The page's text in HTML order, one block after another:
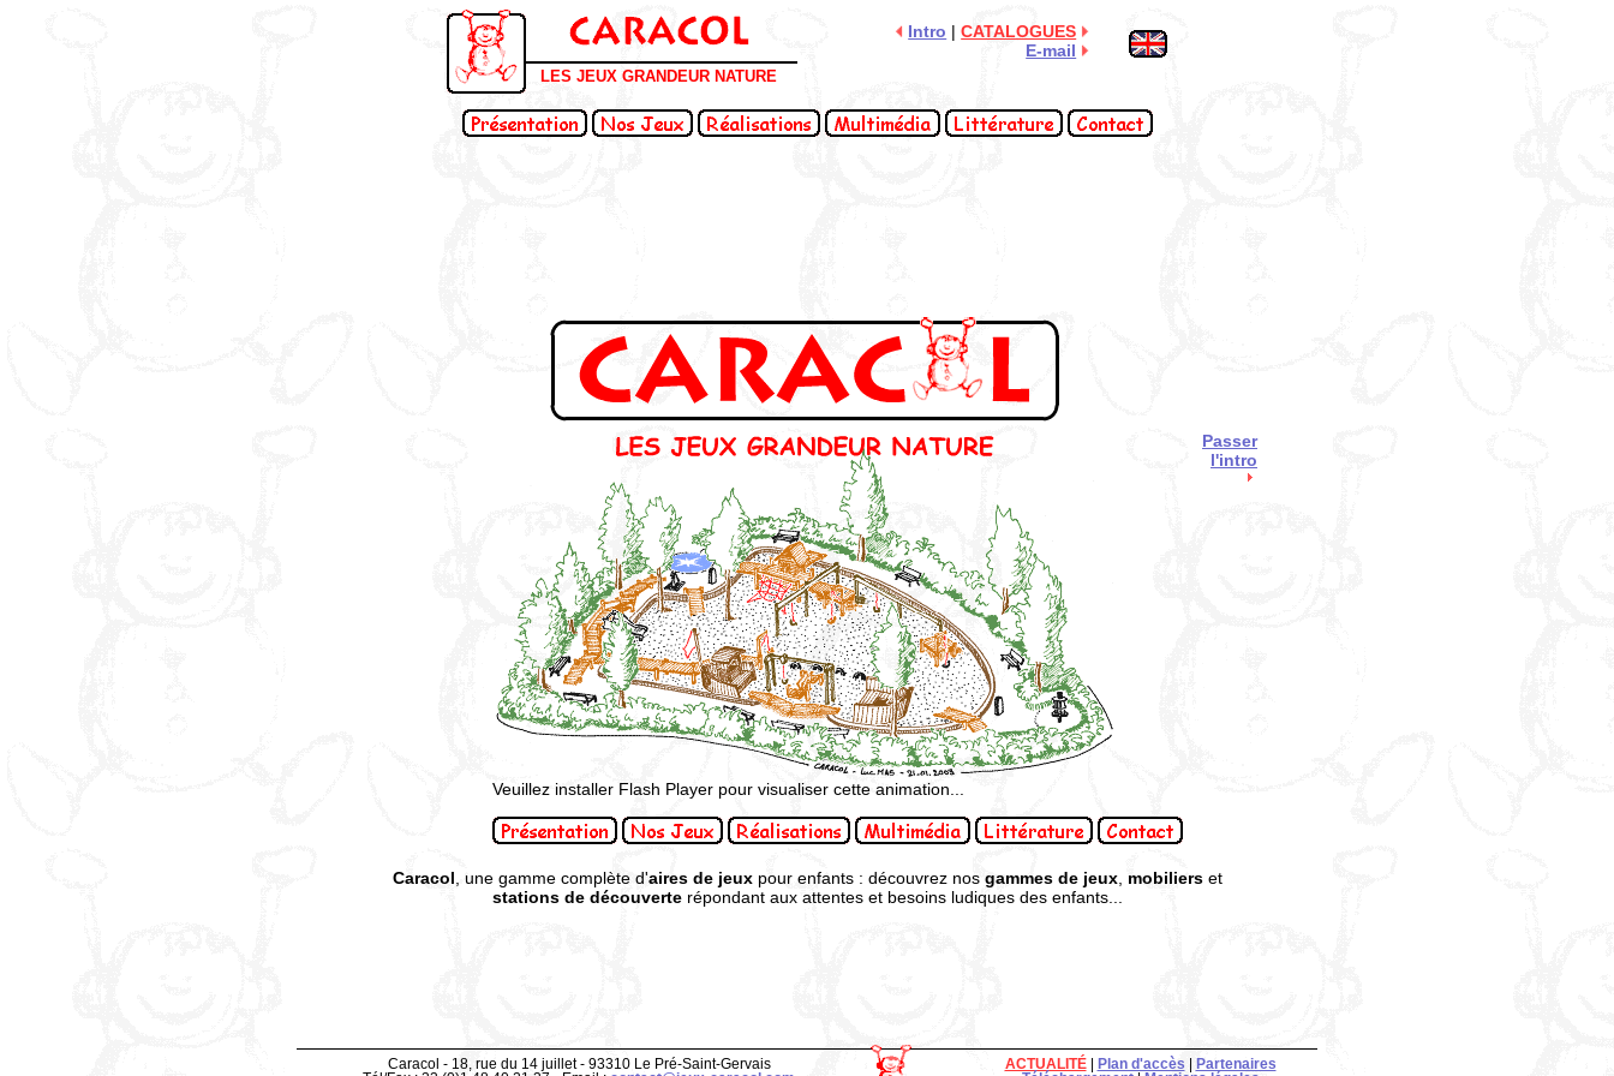
Intro |CATALOGUES
E-mail
LES JEUX GRANDEUR NATURE
Passer
l'intro
Veuillez installer Flash Player pour visualiser cette animation...
Caracol , une gamme complète d'aires de jeuxpour enfants : découvrez nos gammes de jeux, mobilierset
stations de découverterépondant aux attentes et besoins ludiques des enfants...
ACTUALITÉ| Plan d'accès
Partenaires
Caracol - 18, rue du 14 juillet - 93310 Le Pré-Saint-Gervais